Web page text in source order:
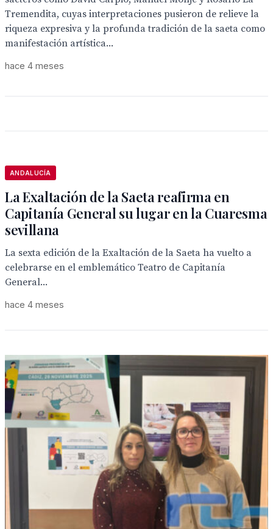
Tremendita, cuyas interpretaciones pusieron de relieve la
riqueza expresiva y la profunda tradición de la saeta como
manifestación artística...
hace 4 meses
ANDALUCÍA
La Exaltación de la Saeta reafirma en
Capitanía General su lugar en la Cuaresma
sevillana
La sexta edición de la Exaltación de la Saeta ha vuelto a
celebrarse en el emblemático Teatro de Capitanía
General...
hace 4 meses